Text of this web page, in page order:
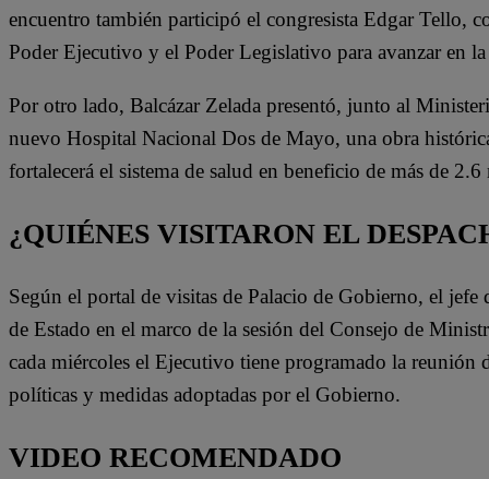
encuentro también participó el congresista Edgar Tello,
Poder Ejecutivo y el Poder Legislativo para avanzar en
Por otro lado, Balcázar Zelada presentó, junto al
nuevo Hospital Nacional Dos de Mayo, una obra
fortalecerá el sistema de salud en beneficio de más de
¿QUIÉNES VISITARON EL
Según el portal de visitas de Palacio de Gobierno, el
de Estado en el marco de la sesión del Consejo de
cada miércoles el Ejecutivo tiene programado la reunión
políticas y medidas adoptadas por el Gobierno.
VIDEO RECOMENDADO